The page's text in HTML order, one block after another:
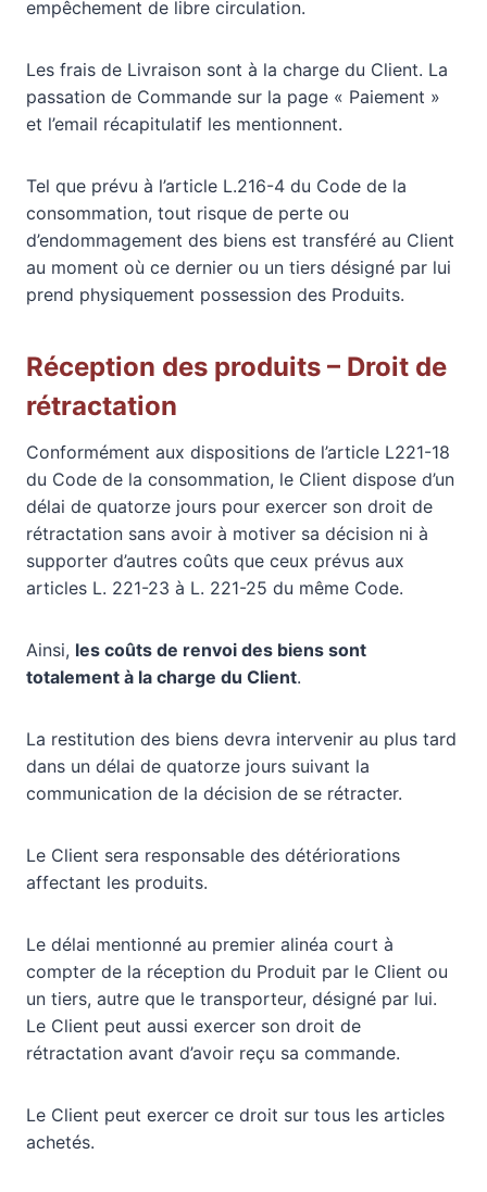
empêchement de libre circulation.
Les frais de Livraison sont à la charge du Client. La
passation de Commande sur la page « Paiement »
et l’email récapitulatif les mentionnent.
Tel que prévu à l’article L.216-4 du Code de la
consommation, tout risque de perte ou
d’endommagement des biens est transféré au Client
au moment où ce dernier ou un tiers désigné par lui
prend physiquement possession des Produits.
Réception des produits – Droit de
rétractation
Conformément aux dispositions de l’article L221-18
du Code de la consommation, le Client dispose d’un
délai de quatorze jours pour exercer son droit de
rétractation sans avoir à motiver sa décision ni à
supporter d’autres coûts que ceux prévus aux
articles L. 221-23 à L. 221-25 du même Code.
Ainsi, les coûts de renvoi des biens sont
totalement à la charge du Client.
La restitution des biens devra intervenir au plus tard
dans un délai de quatorze jours suivant la
communication de la décision de se rétracter.
Le Client sera responsable des détériorations
affectant les produits.
Le délai mentionné au premier alinéa court à
compter de la réception du Produit par le Client ou
un tiers, autre que le transporteur, désigné par lui.
Le Client peut aussi exercer son droit de
rétractation avant d’avoir reçu sa commande.
Le Client peut exercer ce droit sur tous les articles
achetés.